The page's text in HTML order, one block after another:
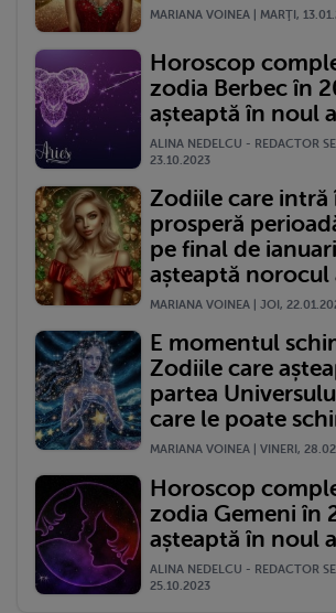
MARIANA VOINEA | MARŢI,
Horoscop
zodia Berbec în
așteaptă în noul
ALINA NEDELCU - REDACTOR
23.10.2023
Zodiile care intră
prosperă
pe final de
așteaptă norocul
MARIANA VOINEA | JOI,
E momentul
Zodiile care
partea
care le poate
MARIANA VOINEA | VINERI,
Horoscop
zodia Gemeni în
așteaptă în noul
ALINA NEDELCU - REDACTOR
25.10.2023